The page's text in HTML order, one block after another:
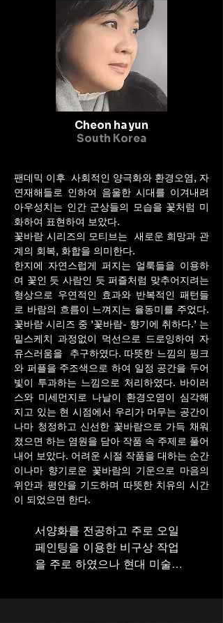
Cheon ha yun
South Korea
팬데믹 이후 사회적인 양극화와 환경오염, 자
연재해들로 인하여 음울한 시대를 이겨내려
아우성치는 인간 군상들의 모습을 꽃처럼 미
화하여 표현하여 보았다.
꽃바람 시리즈의 모티브는 새로운 희망과 관
계의 회복, 화합을 의미한다.
한지에 자연스럽게 퍼지는 얼룩들을 이용하
여 꽃인 듯 사람인 듯 퍼즐처럼 맞추어지려는
형상으로 우연적인 효과와 반복적인 패턴들
로 바람의 흐름이 느껴지는 율동미를 주었다.
꽃바람 시리즈 중 '꽃바람- 향기에 취하다.' 는
밑스케치 과정없이 먹선으로 드로잉하여 자
유스러움을 추구하였다. 따뜻한 느낌의 핑크
와 퍼플을 주조색으로 하여 일정 공간을 두어
빛이 투과하는 느낌으로 처리하였다. 바이러
스와 미세먼지로 나날이 환경오염이 심각해
지고 있는 현 시점에서 우리가 머무는 공간이
나마 청정하고 신선한 꽃바람으로 가득 채워
졌으면 하는 염원을 담아 작품 속 주제로 풀어
내어 보았다. 어려운 시절 작품을 대하는 순간
이나마 향기로운 꽃바람의 기운으로 마음의
위안과 평안을 기도하며 따뜻한 치유의 시간
이 되었으면 한다.
서양화를 전공하고 주로 오일
페인팅을 이용한 비구상 작업
을 주로 하였으나 현대 미술의
해지다 보니 나만의 개성적이